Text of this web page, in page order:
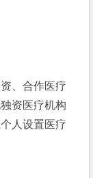
、合作医疗
资医疗机构
人设置医疗